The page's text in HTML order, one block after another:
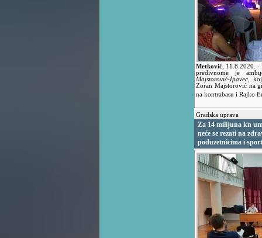
Metković 11.8.2020. -
predivnome je
Majstorović-Ipavec ,
Zoran Majstorović na
na kontrabasu i Rajko
Gradska uprava
Za 14 milijuna kn
neće se rezati na
poduzetnicima i